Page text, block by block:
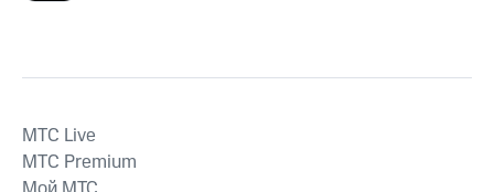
MTС Live
MTС Premium